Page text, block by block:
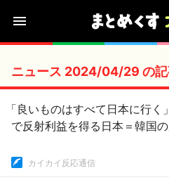
ニュース 2024/04/29 の記
「良いものはすべて日本に行
で反射利益を得る日本＝韓国
カイカイ反応通信